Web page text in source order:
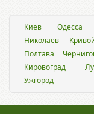
Киев Одесса
Николаев
Полтава
Кировоград
Ужгород